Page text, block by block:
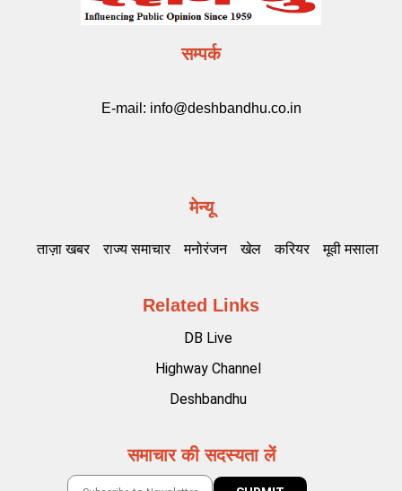
सम्पर्क
E-mail: info@deshbandhu.co.in
मेन्यू
ताज़ा खबर राज्य समाचार मनोरंजन खेल करियर मूवी मसाला
Related Links
DB Live
Highway Channel
Deshbandhu
समाचार की सदस्यता लें